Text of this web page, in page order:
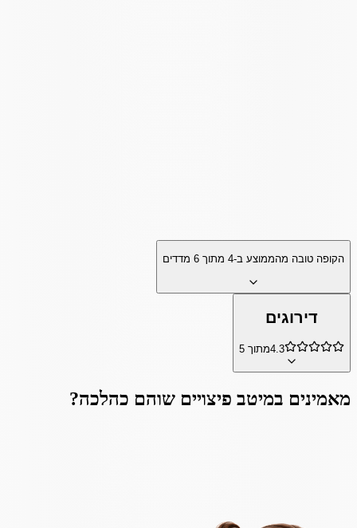
הקופה טובה מהממוצע ב-4 מתוך 6 מדדים
דירוגים
4.3מתוך 5
מאמינים במיטב פיצויים שוהם כהלכה?